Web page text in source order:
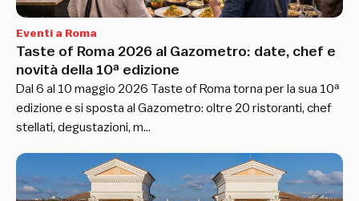
Eventi a Roma
Taste of Roma 2026 al Gazometro: date, chef e
novità della 10ª edizione
Dal 6 al 10 maggio 2026 Taste of Roma torna per la sua 10ª
edizione e si sposta al Gazometro: oltre 20 ristoranti, chef
stellati, degustazioni, m…